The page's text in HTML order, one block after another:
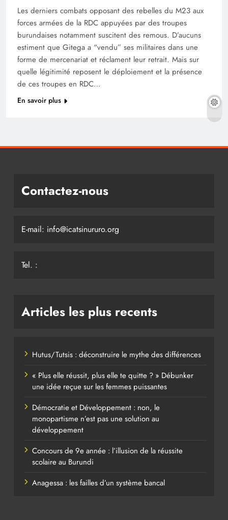
Les derniers combats opposant des rebelles du M23 aux
forces armées de la RDC appuyées par des troupes
burundaises notamment suscitent des remous. D’aucuns
estiment que Gitega a “vendu” ses militaires dans une
forme de mercenariat et réclament leur retrait. Mais sur
quelle légitimité reposent le déploiement et la présence
de ces troupes en RDC…
En savoir plus
Contactez-nous
E-mail: info@icatsinururo.org
Tel. :
Articles les plus recents
Hutus/Tutsis : déconstruire le mythe des différences
« Plus elle réussit, plus elle te quitte ? » Débunker
une idée reçue sur les femmes puissantes
Démocratie et Développement : non, le
monopartisme n’est pas une solution au
développement
Concours de 9e année : l’illusion de la réussite
scolaire au Burundi
Anagessa : les failles d’un système bancal